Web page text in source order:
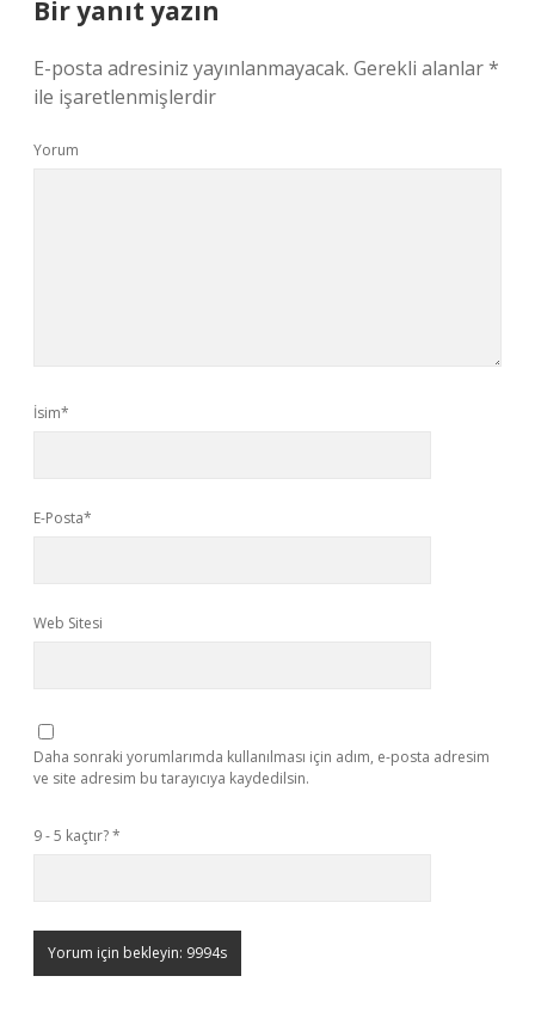
Bir yanıt yazın
E-posta adresiniz yayınlanmayacak. Gerekli alanlar*
ile işaretlenmişlerdir
Yorum
İsim*
E-Posta*
Web Sitesi
Daha sonraki yorumlarımda kullanılması için adım, e-posta adresim
ve site adresim bu tarayıcıya kaydedilsin.
9 - 5 kaçtır?*